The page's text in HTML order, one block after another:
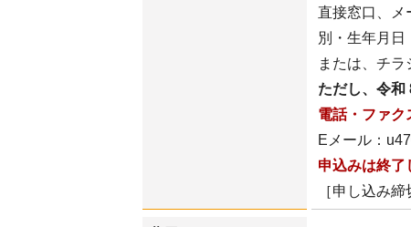
直接窓口、メ
別・生年月日
または、チラ
ただし、令和
電話・ファク
Eメール：
申込みは終了
［申し込み